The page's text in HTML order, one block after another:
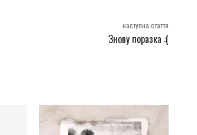
наступна стаття
Знову поразка :(